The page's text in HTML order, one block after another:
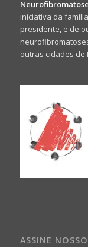
iniciativa da
presidente, e de
outras cidades de
ASSINE